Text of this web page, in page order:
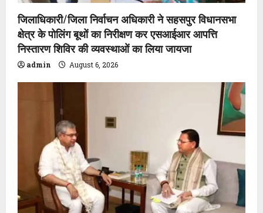
जिलाधिकारी/जिला निर्वाचन अधिकारी ने सहसपुर विधानसभा
क्षेत्र के पोलिंग बूथों का निरीक्षण कर एसआईआर आपत्ति
निस्तारण शिविर की व्यवस्थाओं का लिया जायजा
admin August 6, 2026